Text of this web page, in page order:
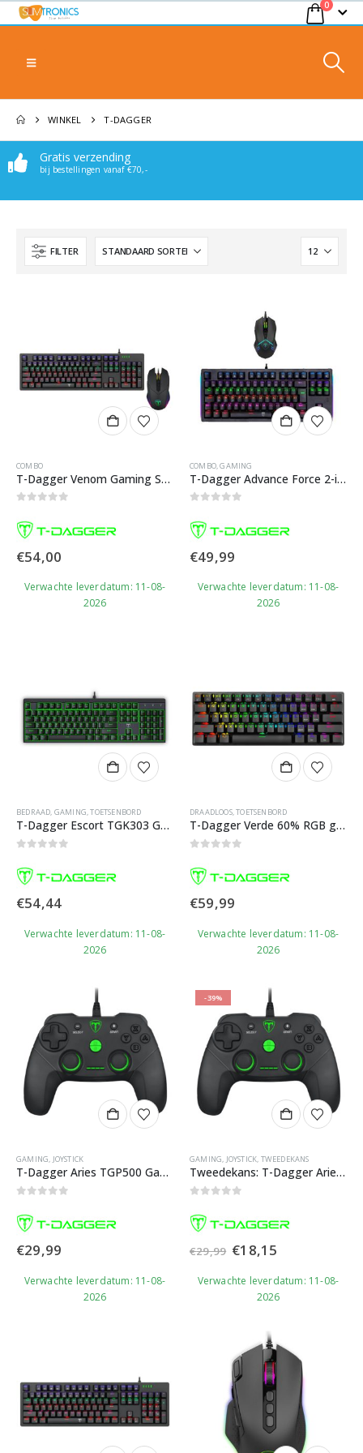
0
WINKEL T-DAGGER
Gratis verzending
bij bestellingen vanaf €70,-
FILTER
COMBO
T-Dagger Venom Gaming Set – Muis en Toetsenbord
€54,00
Verwachte leverdatum: 11-08-
2026
COMBO,GAMING
T-Dagger Advance Force 2-in-1 Gaming Set
€49,99
Verwachte leverdatum: 11-08-
2026
BEDRAAD, GAMING,TOETSENBORD
T-Dagger Escort TGK303 Gaming Toetsenbord
€54,44
Verwachte leverdatum: 11-08-
2026
DRAADLOOS,TOETSENBORD
T-Dagger Verde 60% RGB gaming toetsenbord
€59,99
Verwachte leverdatum: 11-08-
2026
GAMING, JOYSTICK
T-Dagger Aries TGP500 Gamepad | Game controller
€29,99
Verwachte leverdatum: 11-08-
2026
-39%
GAMING, JOYSTICK, TWEEDEKANS
Tweedekans: T-Dagger Aries TGP500 Gamepad | Game controller
€29,99 Oorspronkelijke
prijs
was:
€29,99.
€18,15
is:
€18,15.
Verwachte leverdatum: 11-08-
2026